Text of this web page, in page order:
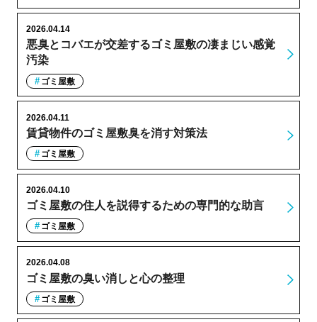
悪臭とコバエが交差するゴミ屋敷の凄まじい感覚
汚染
2026.04.14
ゴミ屋敷
賃貸物件のゴミ屋敷臭を消す対策法
2026.04.11
ゴミ屋敷
ゴミ屋敷の住人を説得するための専門的な助言
2026.04.10
ゴミ屋敷
ゴミ屋敷の臭い消しと心の整理
2026.04.08
ゴミ屋敷